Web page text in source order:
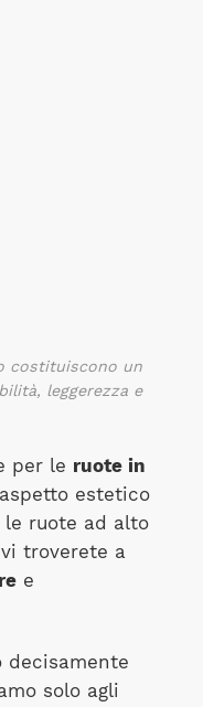
costituiscono un
leggerezza e
per le ruote in
estetico
ruote ad alto
troverete a
e
solo agli